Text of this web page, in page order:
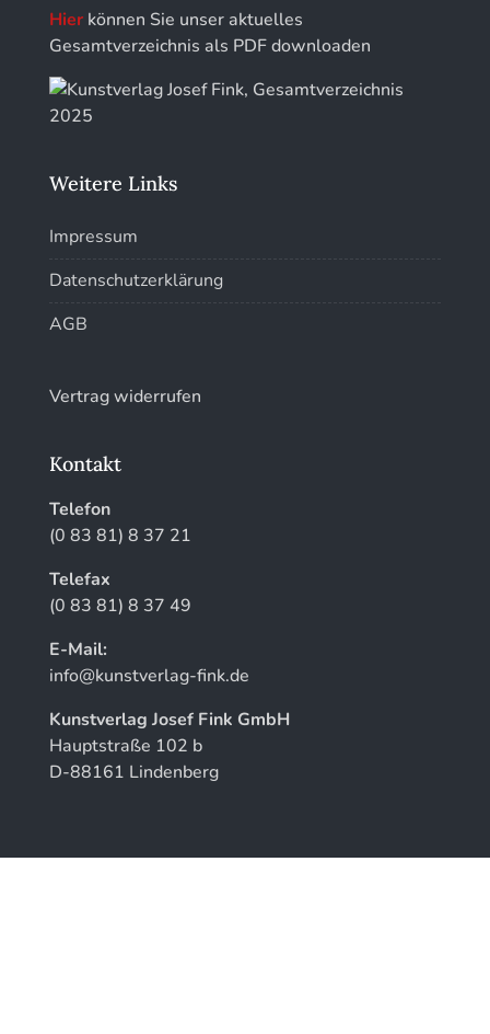
Hierkönnen Sie unser aktuelles
Gesamtverzeichnis als PDF downloaden
Weitere Links
Impressum
Datenschutzerklärung
AGB
Vertrag widerrufen
Kontakt
Telefon
(0 83 81) 8 37 21
Telefax
(0 83 81) 8 37 49
E-Mail:
info@kunstverlag-fink.de
Kunstverlag Josef Fink GmbH
Hauptstraße 102 b
D-88161 Lindenberg